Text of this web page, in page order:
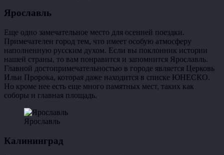
Ярославль
Еще одно замечательное место для осенней поездки.
Примечателен город тем, что имеет особую атмосферу
наполненную русским духом. Если вы поклонник истории
нашей страны, то вам понравится и запомнится Ярославль.
Главной достопримечательностью в городе является Церковь
Ильи Пророка, которая даже находится в списке ЮНЕСКО.
Но кроме нее есть еще много памятных мест, таких как
соборы и главная площадь.
Ярославль
Калининград